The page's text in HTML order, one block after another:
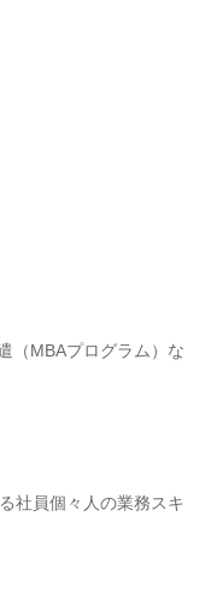
（MBAプログラム）な
社員個々人の業務スキ